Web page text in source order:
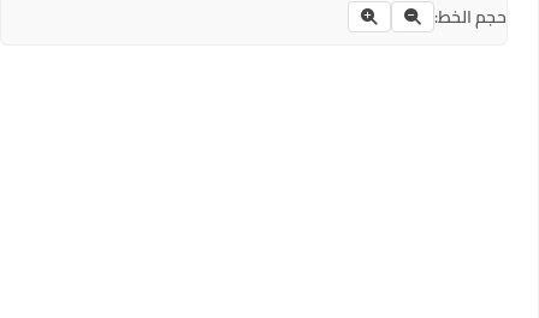
حجم الخط: